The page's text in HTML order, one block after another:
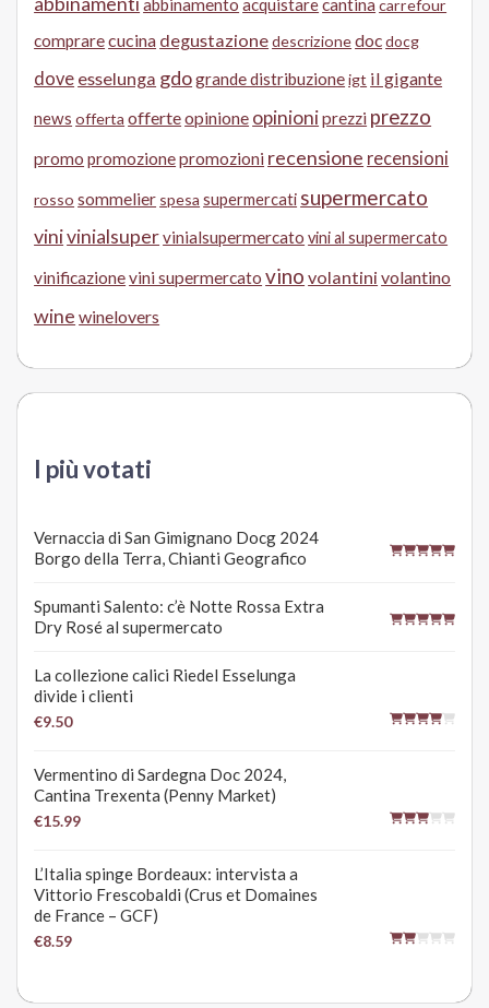
abbinamento acquistarecantina carrefour
comprarecucina degustazionedescrizionedocdocg
dove esselunga gdogrande distribuzioneigt il gigante
news offerta offerteopinione opinioniprezzi prezzo
promo promozionepromozioni recensione recensioni
rosso sommelier spesa supermercati supermercato
vinivinialsupervinialsupermercato vini al supermercato
vinificazionevini supermercato vino volantini volantino
wine winelovers
I più votati
Vernaccia di San Gimignano Docg 2024
Borgo della Terra, Chianti Geografico
Spumanti Salento: c’è Notte Rossa Extra
Dry Rosé al supermercato
La collezione calici Riedel Esselunga
divide i clienti
€9.50
Vermentino di Sardegna Doc 2024,
Cantina Trexenta (Penny Market)
€15.99
L’Italia spinge Bordeaux: intervista a
Vittorio Frescobaldi (Crus et Domaines
de France – GCF)
€8.59